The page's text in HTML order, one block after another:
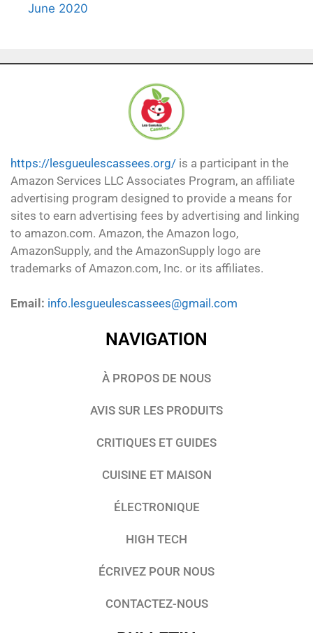
June 2020
https://lesgueulescassees.org/ is a participant in the
Amazon Services LLC Associates Program, an affiliate
advertising program designed to provide a means for
sites to earn advertising fees by advertising and linking
to amazon.com. Amazon, the Amazon logo,
AmazonSupply, and the AmazonSupply logo are
trademarks of Amazon.com, Inc. or its affiliates.
Email: info.lesgueulescassees@gmail.com
NAVIGATION
À PROPOS DE NOUS
AVIS SUR LES PRODUITS
CRITIQUES ET GUIDES
CUISINE ET MAISON
ÉLECTRONIQUE
HIGH TECH
ÉCRIVEZ POUR NOUS
CONTACTEZ-NOUS